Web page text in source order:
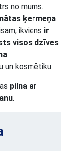
no mums.
ķermeņa
ikviens ir
visos dzīves
un kosmētiku.
pilna ar
.